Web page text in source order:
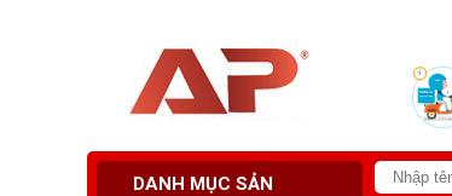
DANH MỤC SẢN